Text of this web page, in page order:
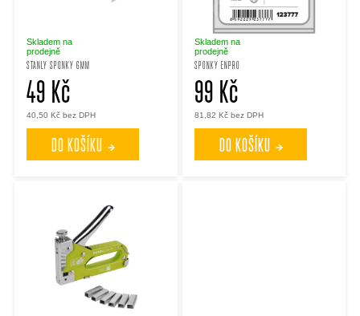
p
r
o
STANLY SPONKY 6MM
Skladem na
prodejně
40,50 Kč bez DPH
49 Kč
DO KOŠÍKU
SPONKY ENPRO
Skladem na
prodejně
81,82 Kč bez DPH
99 Kč
DO KOŠÍKU